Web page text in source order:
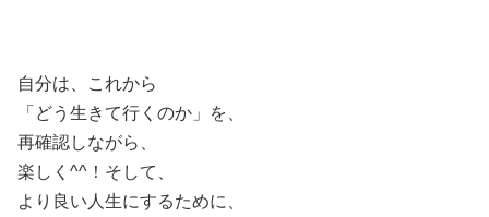
自分は、これから
「どう生きて行くのか」を、
再確認しながら、
楽しく^^！そして、
より良い人生にするために、